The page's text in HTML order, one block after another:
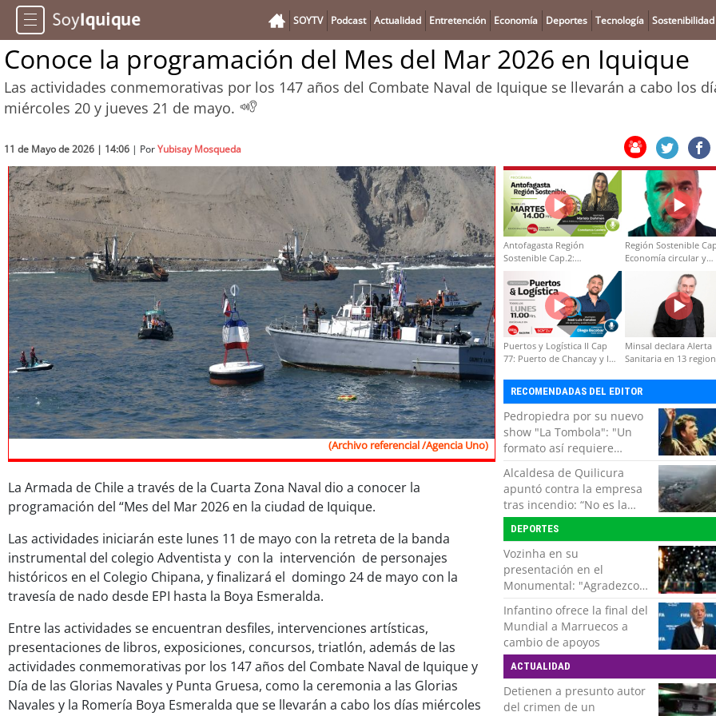
SOYTV Podcast Actualidad Entretención Economía Deportes Tecnología Sostenibilidad
Conoce la programación del Mes del Mar 2026 en Iquique
Las actividades conmemorativas por los 147 años del Combate Naval de Iquique se llevarán a cabo los
miércoles 20 y jueves 21 de mayo.
11 de Mayo de 2026 | 14:06 | PorYubisay Mosqueda
(Archivo referencial /Agencia Uno)
La Armada de Chile a través de la Cuarta Zona Naval dio a conocer la
programación del “Mes del Mar 2026 en la ciudad de Iquique.
Las actividades iniciarán este lunes 11 de mayo con la retreta de la banda
instrumental del colegio Adventista y con la intervención de personajes
históricos en el Colegio Chipana, y finalizará el domingo 24 de mayo con la
travesía de nado desde EPI hasta la Boya Esmeralda.
Entre las actividades se encuentran desfiles, intervenciones artísticas,
presentaciones de libros, exposiciones, concursos, triatlón, además de las
actividades conmemorativas por los 147 años del Combate Naval de Iquique y
Día de las Glorias Navales y Punta Gruesa, como la ceremonia a las Glorias
Navales y la Romería Boya Esmeralda que se llevarán a cabo los días miércoles
Antofagasta Región
Sostenible Cap.2:
Educación ambiental y
formación de capacidades
técnicas
Región Sostenible
Economía circular y
Puertos y Logística II Cap
77: Puerto de Chancay y la
Minsal declara Alerta
Sanitaria en 13
RECOMENDADAS DEL EDITOR
Pedropiedra por su nuevo
show "La Tombola": "Un
formato así requiere
interactuar con el público,
echar la talla y no tener
miedo a equivocarse"
Alcaldesa de Quilicura
apuntó contra la empresa
tras incendio: “No es la
primera vez, es la cuarta”
DEPORTES
Vozinha en su
presentación en el
Monumental: "Agradezco
del fondo de mi corazón
por todo el cariño, el apoyo
del más grande de Chile"
Infantino ofrece la final del
Mundial a Marruecos a
cambio de apoyos
ACTUALIDAD
Detienen a presunto autor
del crimen de un